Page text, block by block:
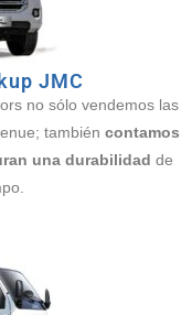
JMC
no sólo vendemos las
también contamos
una durabilidad de